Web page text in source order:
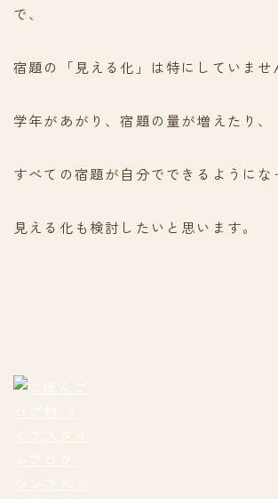
で、
宿題の「見える化」は特にしていませ
学年があがり、宿題の量が増えたり、
すべての宿題が自分でできるようにな
見える化も検討したいと思います。